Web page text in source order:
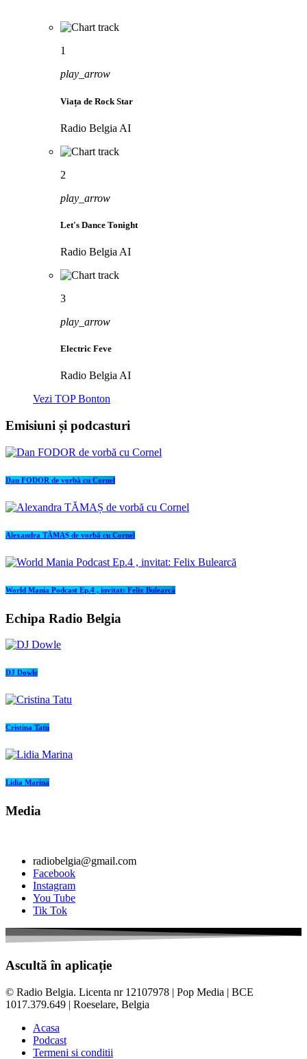
1
play_arrow
Viața de Rock Star
Radio Belgia AI
2
play_arrow
Let's Dance Tonight
Radio Belgia AI
3
play_arrow
Electric Feve
Radio Belgia AI
Vezi TOP Bonton
Emisiuni și podcasturi
Dan FODOR de vorbă cu Cornel
Alexandra TĂMAȘ de vorbă cu Cornel
World Mania Podcast Ep.4 , invitat: Felix Bulearcă
Echipa Radio Belgia
DJ Dowle
Cristina Tatu
Lidia Marina
Media
radiobelgia@gmail.com
Facebook
Instagram
You Tube
Tik Tok
Ascultă în aplicație
© Radio Belgia. Licenta nr 12107978 | Pop Media | BCE
1017.379.649 | Roeselare, Belgia
Acasa
Podcast
Termeni si conditii